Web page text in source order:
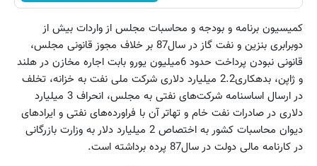
کمیسیون برنامه و بودجه و محاسبات مجلس از واردات بیش از
دوبرابری بنزین و نفت گاز در سال87 بر خلاف مجوز قانونی مجلس،
قانونی نبودن پرداخت حدود 6میلیون یورو بابت اجاره مخازن در هلند
و ژاپن، بدهکاری2.2 میلیارد دلاری شرکت ملی نفت به خزانه، تخلف
در ارسال اساسنامه شرکت‌های نفتی به مجلس، انحراف 3 میلیارد
دلاری در صادرات نفت خام و تهاتر آن با فراورده‌های نفتی و ایرادهای
دیوان محاسبات کشور به اختصاص 2 میلیارد دلار به وزارت بازرگانی
در کارنامه مالی دولت در سال87 پرده برداشته است.